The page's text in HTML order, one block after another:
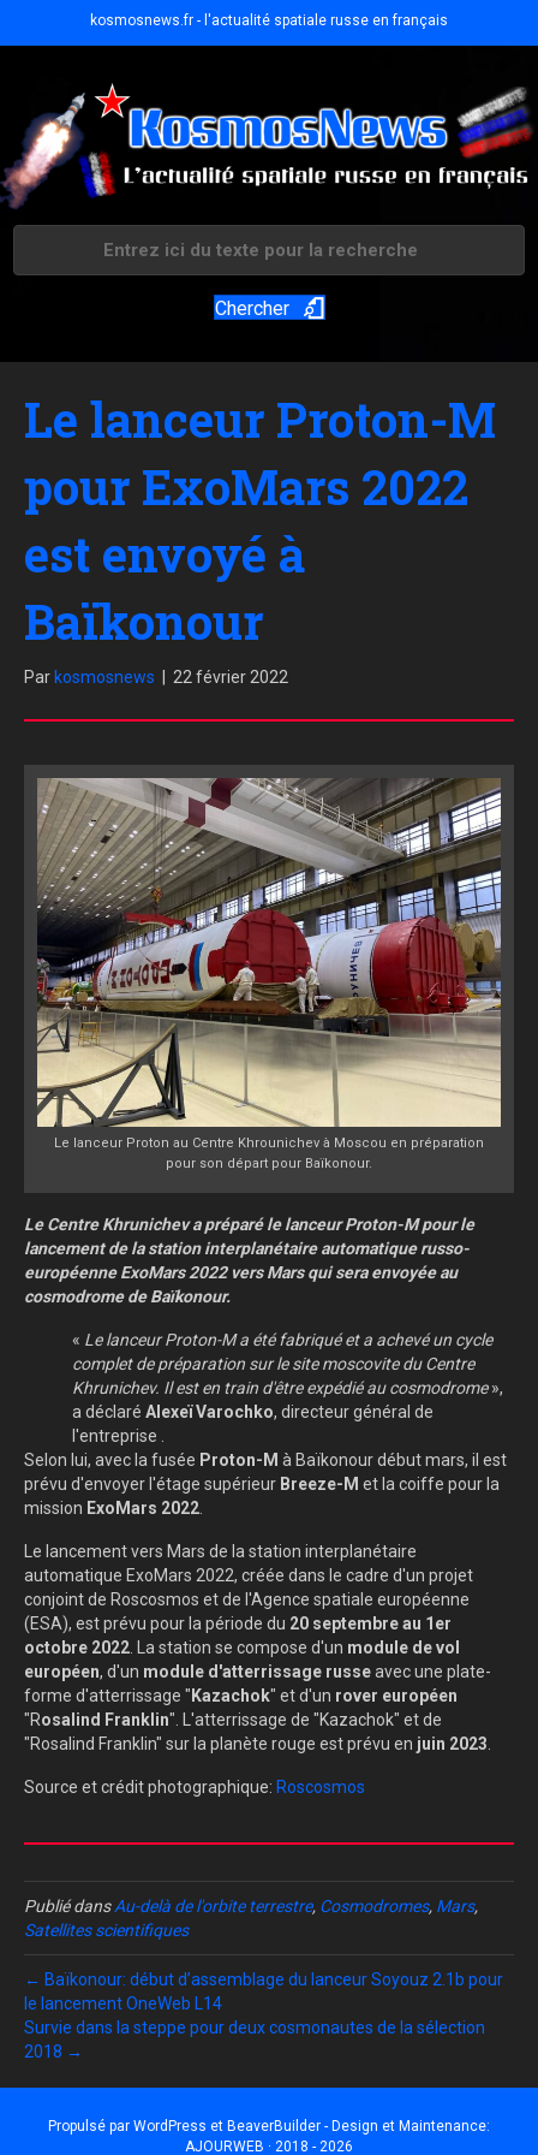
kosmosnews.fr - l'actualité spatiale russe en français
Chercher
Le lanceur Proton-M
pour ExoMars 2022
est envoyé à
Baïkonour
Par kosmosnews 22 février 2022
Le lanceur Proton au Centre Khrounichev à Moscou en préparation
pour son départ pour Baïkonour.
Le Centre Khrunichev a préparé le lanceur Proton-M pour le
lancement de la station interplanétaire automatique russo-
européenne ExoMars 2022 vers Mars qui sera envoyée au
cosmodrome de Baïkonour.
« Le lanceur Proton-M a été fabriqué et a achevé un cycle
complet de préparation sur le site moscovite du Centre
Khrunichev. Il est en train d'être expédié au cosmodrome»,
a déclaré Alexeï Varochko, directeur général de
l'entreprise .
Selon lui, avec la fusée Proton-M à Baïkonour début mars, il est
prévu d'envoyer l'étage supérieur Breeze-M et la coiffe pour la
mission ExoMars 2022
Le lancement vers Mars de la station interplanétaire
automatique ExoMars 2022, créée dans le cadre d'un projet
conjoint de Roscosmos et de l'Agence spatiale européenne
(ESA), est prévu pour la période du 20 septembre au 1er
octobre 2022 . La station se compose d'un module de vol
européen, d'un module d'atterrissage russeavec une plate-
forme d'atterrissage "Kazachok" et d'un rover européen
"Rosalind Franklin". L'atterrissage de "Kazachok" et de
"Rosalind Franklin" sur la planète rouge est prévu en juin 2023
Source et crédit photographique: Roscosmos
Publié dansAu-delà de l'orbite terrestre, Cosmodromes, Mars,
Satellites scientifiques
← Baïkonour: début d’assemblage du lanceur Soyouz 2.1b pour
le lancement OneWeb L14
Survie dans la steppe pour deux cosmonautes de la sélection
2018 →
Propulsé par WordPress et BeaverBuilder - Design et Maintenance:
AJOURWEB · 2018 - 2026